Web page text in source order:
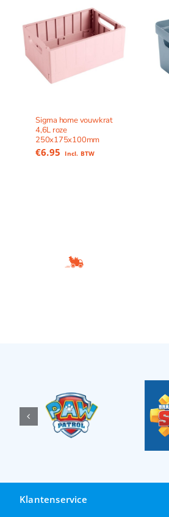
Sigma home vouwkrat
4,6L roze
250x175x100mm
€6.95 Incl. BTW
Klantenservice